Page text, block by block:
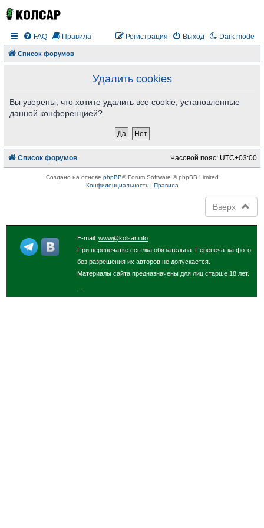
Dark mode
FAQ Правила Выход
Регистрация
Список форумов
Удалить cookies
Вы уверены, что хотите удалить все cookie, установленные
данной конференцией?
Список форумов Часовой пояс: UTC+03:00
Создано на основе phpBB® Forum Software © phpBB Limited
Конфиденциальность| Правила
Вверх
E-mail:www@kolsar.info
При перепечатке ссылка обязательна. Перепечатка фото
без разрешения их авторов не допускается.
Материалы сайта предназначены для лиц старше 18 лет.